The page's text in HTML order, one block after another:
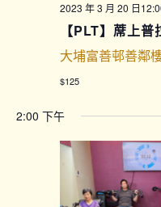
2023 年 3 月 20 日
【PLT】蓆上
大埔富善邨善鄰
$125
2:00 下午